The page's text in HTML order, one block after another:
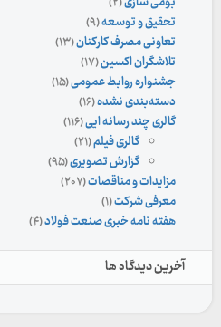
تحقیق و توسعه(۹)
تعاونی مصرف کارکنان(۱۳)
تلاشگران اکسین(۱۷)
جشنواره روابط عمومی(۱۵)
دسته‌بندی نشده(۱۶)
گالری چند رسانه ایی(۱۱۶)
گالری فیلم(۲۱)
گزارش تصویری(۹۵)
مزایدات و مناقصات(۲۰۷)
معرفی شرکت(۱)
هفته نامه خبری صنعت فولاد(۴)
آخرین دیدگاه ها